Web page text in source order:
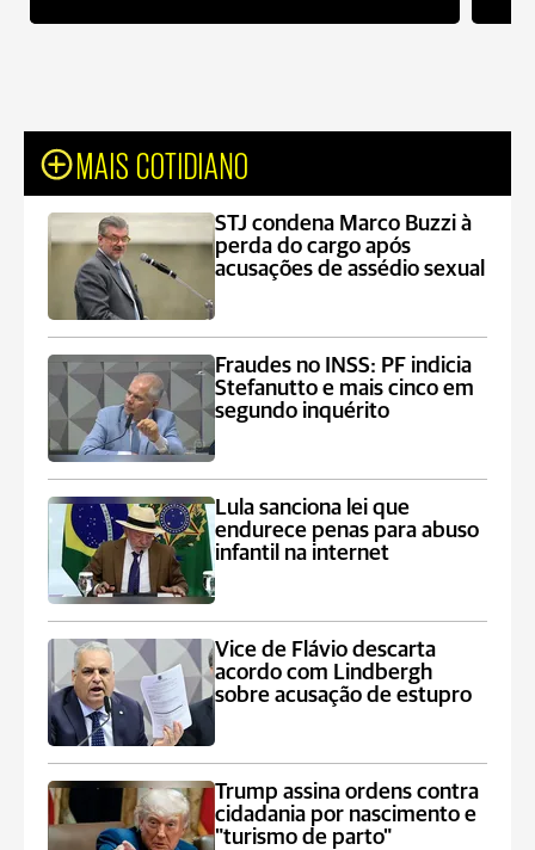
MAIS COTIDIANO
STJ condena Marco Buzzi à
perda do cargo após
acusações de assédio sexual
Fraudes no INSS: PF indicia
Stefanutto e mais cinco em
segundo inquérito
Lula sanciona lei que
endurece penas para abuso
infantil na internet
Vice de Flávio descarta
acordo com Lindbergh
sobre acusação de estupro
Trump assina ordens contra
cidadania por nascimento e
"turismo de parto"